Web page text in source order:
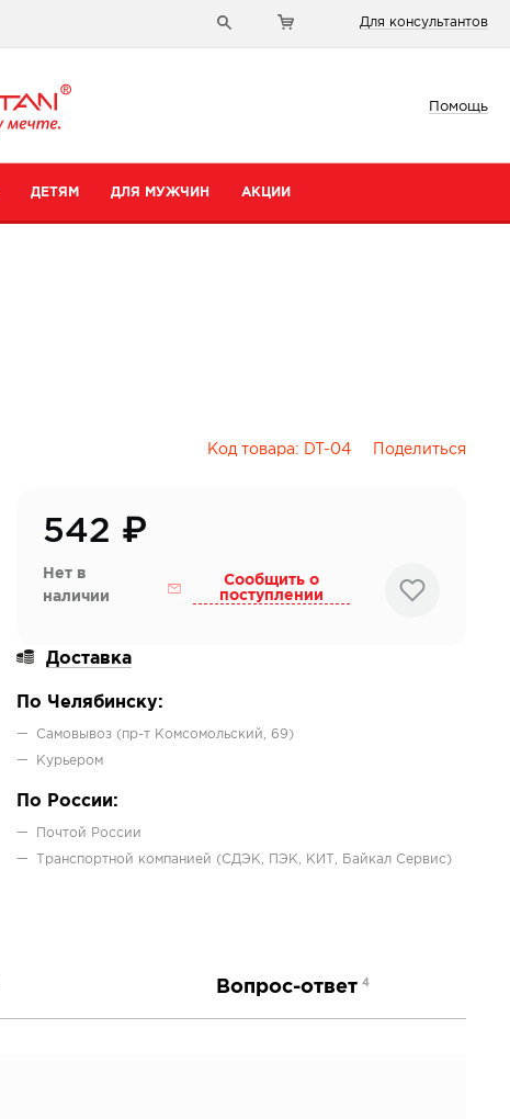
Для консультантов
Помощь
ДЕТЯМ ДЛЯ МУЖЧИН АКЦИИ
Код товара: DT-04 Поделиться
542 ₽
Нет в
наличии
Сообщить о
поступлении
Доставка
По Челябинску:
Самовывоз (пр-т Комсомольский, 69)
Курьером
По России:
Почтой России
Транспортной компанией (СДЭК, ПЭК, КИТ, Байкал Сервис)
Вопрос-ответ 4